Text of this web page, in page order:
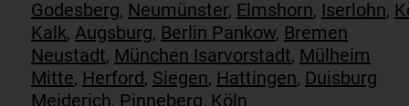
Godesberg, Neumünster, Elmshorn, Iserlohn,
Kalk, Augsburg, Berlin Pankow, Bremen
Neustadt, München Isarvorstadt, Mülheim
Mitte, Herford, Siegen, Hattingen, Duisburg
Meiderich, Pinneberg, Köln